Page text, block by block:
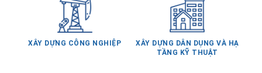
XÂY DỰNG CÔNG NGHIỆP
XÂY DỰNG DÂN DỤNG VÀ HẠ
TẦNG KỸ THUẬT